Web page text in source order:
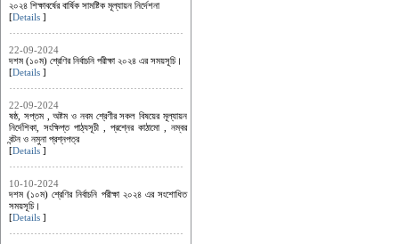
২০২৪ শিক্ষাবর্ষের বার্ষিক সামষ্টিক মূল্যায়ন নির্দেশনা
[Details ]
22-09-2024
দশম (১০ম) শ্রেণির নির্বাচনি পরীক্ষা ২০২৪ এর সময়সূচি।
[Details ]
22-09-2024
ষষ্ঠ, সপ্তম , অষ্টম ও নবম শ্রেণীর সকল বিষয়ের মূল্যায়ন
নির্দেশিকা, সংক্ষিপ্ত পাঠ্যসূচী , প্রশ্নের কাঠামো , নম্বর
বন্টন ও নমুনা প্রশ্নপত্র
[Details ]
10-10-2024
দশম (১০ম) শ্রেণির নির্বাচনি পরীক্ষা ২০২৪ এর সংশোধিত
সময়সূচি।
[Details ]